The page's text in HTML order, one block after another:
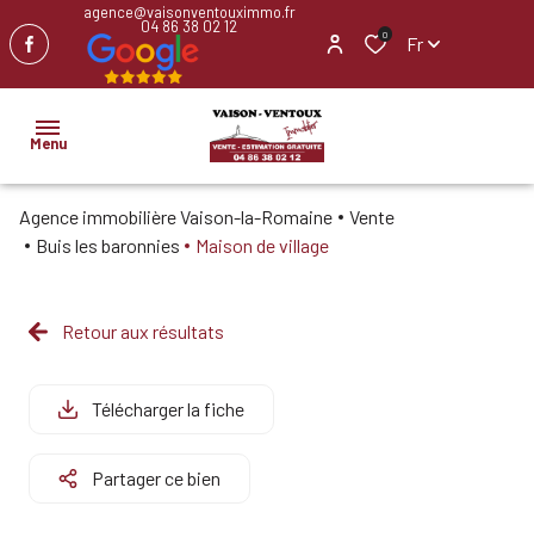
agence@vaisonventouximmo.fr
04 86 38 02 12 0 Fr
Menu
ACCUEIL
BIENS
PROFESSIONNEL
BIENS
VENDUS
Agence immobilière Vaison-la-Romaine
Vente
Buis les baronnies
Maison de village
Retour aux résultats
Télécharger la fiche
Partager ce bien